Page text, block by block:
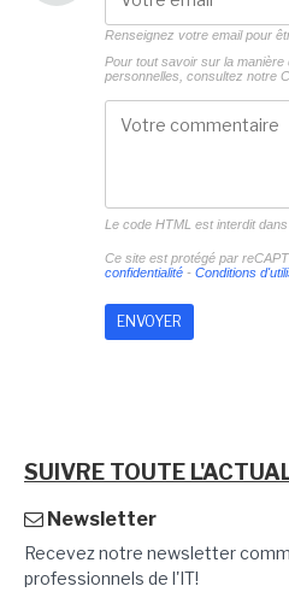
Renseignez votre email pour
Pour tout savoir sur la
personnelles, consultez notre
Le code HTML est interdit
Ce site est protégé par
confidentialité- Conditions
SUIVRE TOUTE
Newsletter
Recevez notre newsletter
professionnels de l'IT!